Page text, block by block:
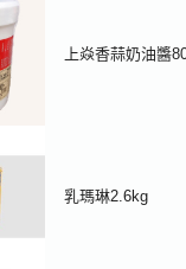
上焱香蒜奶油醬
乳瑪琳2.6kg